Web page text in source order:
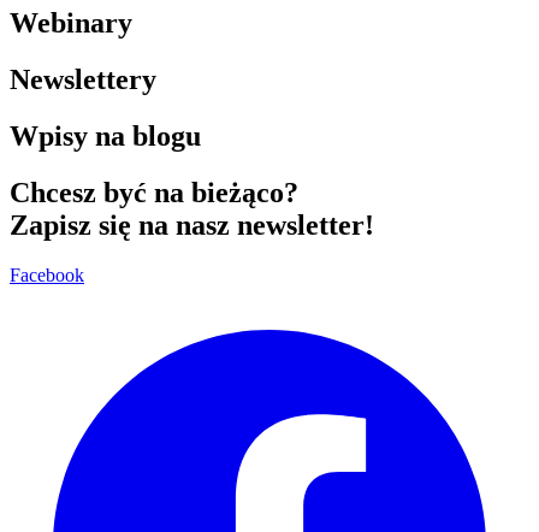
Webinary
Newslettery
Wpisy na blogu
Chcesz być na bieżąco?
Zapisz się na nasz newsletter!
Facebook